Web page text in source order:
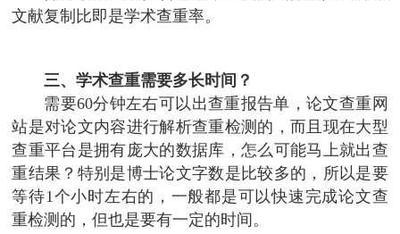
文献复制比即是学术查重率。
三、学术查重需要多长时间？
需要60分钟左右可以出查重报告单，论文查重网
站是对论文内容进行解析查重检测的，而且现在大型
查重平台是拥有庞大的数据库，怎么可能马上就出查
重结果？特别是博士论文字数是比较多的，所以是要
等待1个小时左右的，一般都是可以快速完成论文查
重检测的，但也是要有一定的时间。